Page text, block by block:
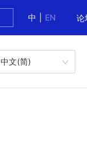
中
EN 论
中文(简)